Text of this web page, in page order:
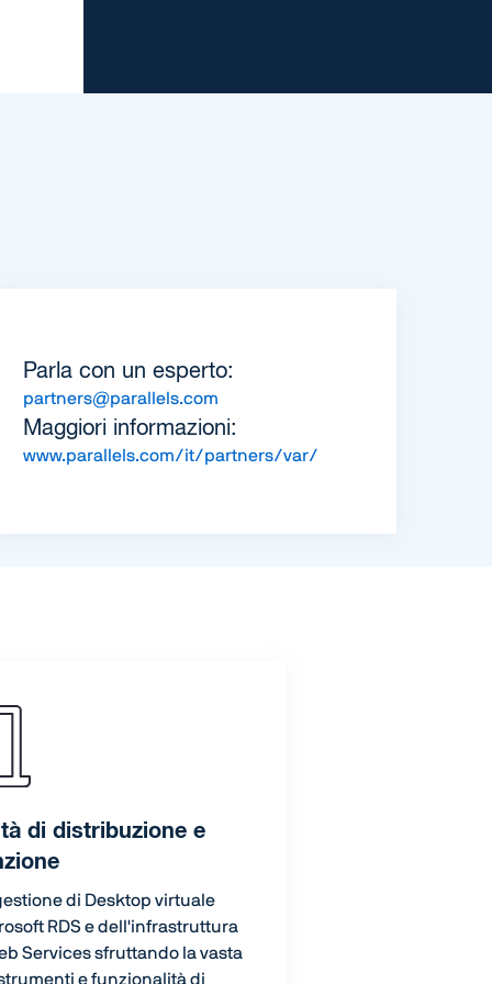
Parla con un esperto:
partners@parallels.com
Maggiori informazioni:
www.parallels.com/it/partners/var/
di distribuzione e
di Desktop virtuale
RDS e dell'infrastruttura
Services sfruttando la vasta
e funzionalità di